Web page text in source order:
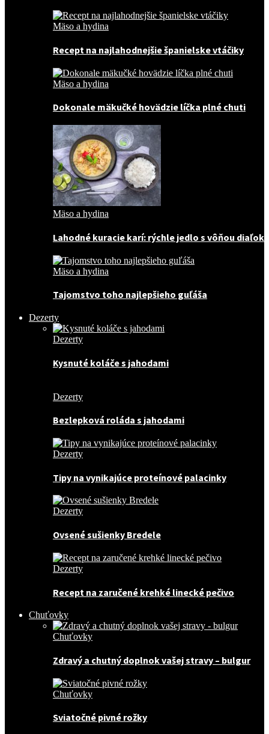
Mäso a hydina
Recept na najlahodnejšie španielske vtáčiky
Mäso a hydina
Dokonale mäkučké hovädzie líčka plné chuti
Mäso a hydina
Lahodné kuracie karí: rýchle jedlo s vôňou diaľok
Mäso a hydina
Tajomstvo toho najlepšieho guľáša
Dezerty
Dezerty
Kysnuté koláče s jahodami
Dezerty
Bezlepková roláda s jahodami
Dezerty
Tipy na vynikajúce proteínové palacinky
Dezerty
Ovsené sušienky Bredele
Dezerty
Recept na zaručené krehké linecké pečivo
Chuťovky
Chuťovky
Zdravý a chutný doplnok vašej stravy – bulgur
Chuťovky
Sviatočné pivné rožky